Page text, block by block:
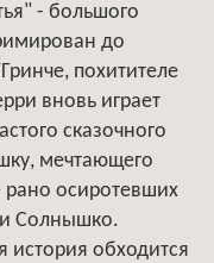
- большого
до
похитителе
вновь играет
сказочного
мечтающего
рано осиротевших
и Солнышко.
история обходится